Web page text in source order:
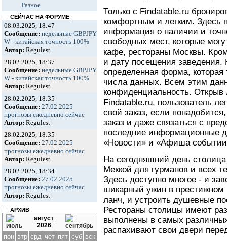
Разное
СЕЙЧАС НА ФОРУМЕ
08.03.2025, 18:47
Сообщение: недельные GBPJPY
W - китайская точность 100%
Автор: Regulest
28.02.2025, 18:37
Сообщение: недельные GBPJPY
W - китайская точность 100%
Автор: Regulest
28.02.2025, 18:35
Сообщение: 27.02.2025
прогнозы ежедневно сейчас
Автор: Regulest
28.02.2025, 18:35
Сообщение: 27.02.2025
прогнозы ежедневно сейчас
Автор: Regulest
28.02.2025, 18:34
Сообщение: 27.02.2025
прогнозы ежедневно сейчас
Автор: Regulest
АРХИВ
август
2026
пон втр срд чет пят суб вск
Только с Findatable.ru
комфортным и легким. Здесь
информация о наличии и
свободных мест, которые
кафе, рестораны Москвы.
и дату посещения заведения.
определенная форма,
числа данных. Всем этим
конфиденциальность. Открыв
Findatable.ru, пользователь
свой заказ, если
заказ и даже связаться с
последние информационные
«Новости» и «Афиша
На сегодняшний день
Меккой для гурманов и всех
Здесь доступно многое - и
шикарный ужин в престижном
ланч, и устроить душевные
Рестораны столицы имеют
выполнены в самых
распахивают свои двери